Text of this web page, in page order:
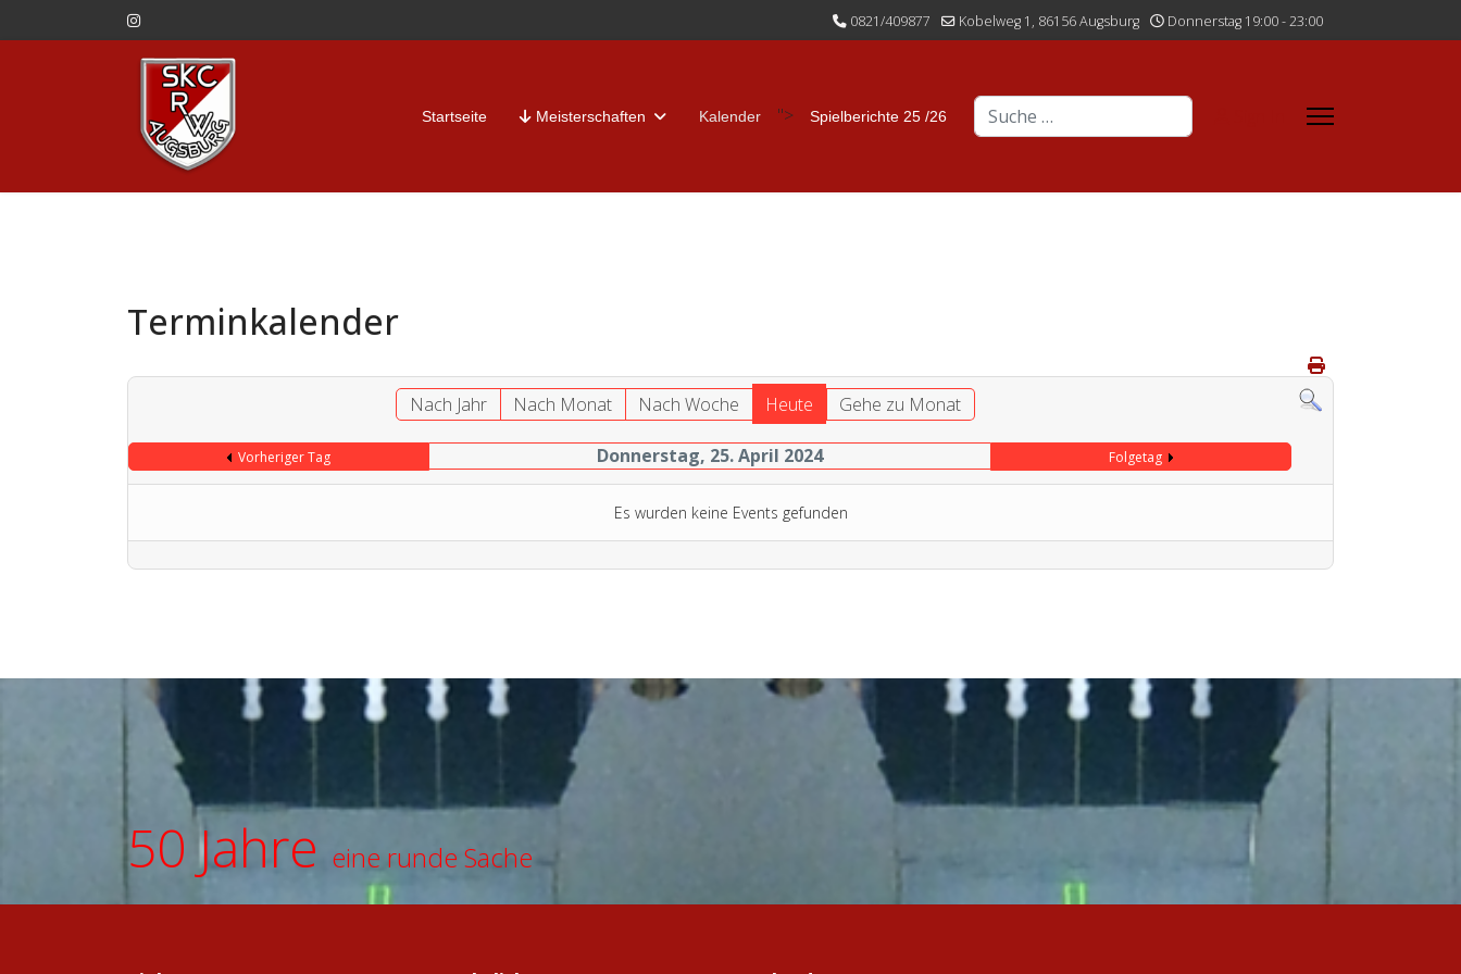
0821/409877 Kobelweg 1, 86156 Augsburg Donnerstag 19:00 - 23:00
Startseite Meisterschaften Kalender "> Spielberichte 25 /26 Suchen
Terminkalender
Nach Jahr Nach Monat Nach Woche Heute Gehe zu Monat
Vorheriger Tag Donnerstag, 25. April 2024 Folgetag
Es wurden keine Events gefunden
50 Jahre eine runde Sache